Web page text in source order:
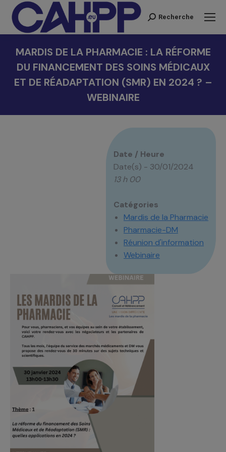
Recherche
Recherche
MARDIS DE LA PHARMACIE : LA RÉFORME
DU FINANCEMENT DES SOINS MÉDICAUX
ET DE RÉADAPTATION (SMR) EN 2024 ? –
WEBINAIRE
Date / Heure
Date(s) - 30/01/2024
13 h 00
Catégories
Mardis de la Pharmacie
Pharmacie-DM
Réunion d'information
Webinaire